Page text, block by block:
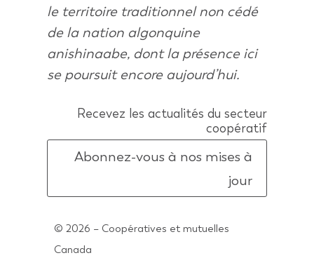
le territoire traditionnel non cédé
de la nation algonquine
anishinaabe, dont la présence ici
se poursuit encore aujourd’hui.
Recevez les actualités du secteur
coopératif
Abonnez-vous à nos mises à
jour
© 2026 – Coopératives et mutuelles
Canada